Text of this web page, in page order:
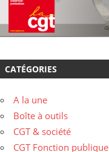
CATÉGORIES
A la une
Boîte à outils
CGT & société
CGT Fonction publique